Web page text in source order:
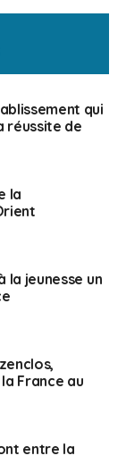
qui
réussite de
la
jeunesse un
France au
entre la